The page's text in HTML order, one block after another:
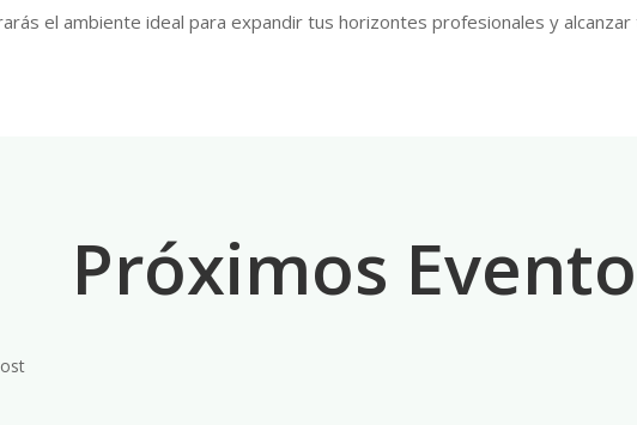
el ambiente ideal para expandir tus horizontes profesionales y
Próximos